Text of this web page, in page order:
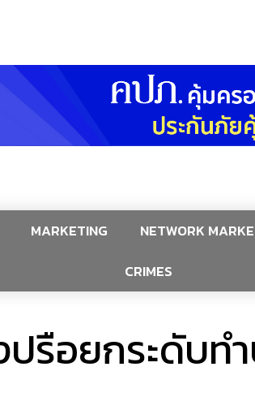
MARKETING NETWORK
CRIMES
รือยกระดับท